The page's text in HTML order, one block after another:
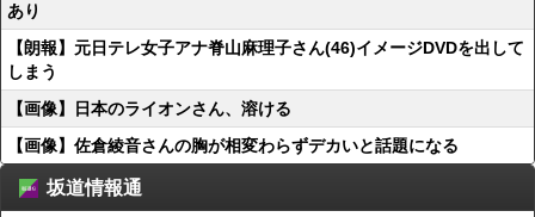
あり
【朗報】元日テレ女子アナ脊山麻理子さん(46)イメージDVDを出して
しまう
【画像】日本のライオンさん、溶ける
【画像】佐倉綾音さんの胸が相変わらずデカいと話題になる
坂道情報通